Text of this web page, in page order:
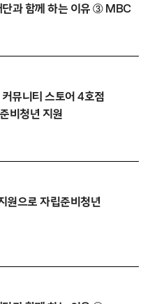
단과 함께 하는 이유 ③ MBC
뮤니티 스토어 4호점
비청년 지원
원으로 자립준비청년